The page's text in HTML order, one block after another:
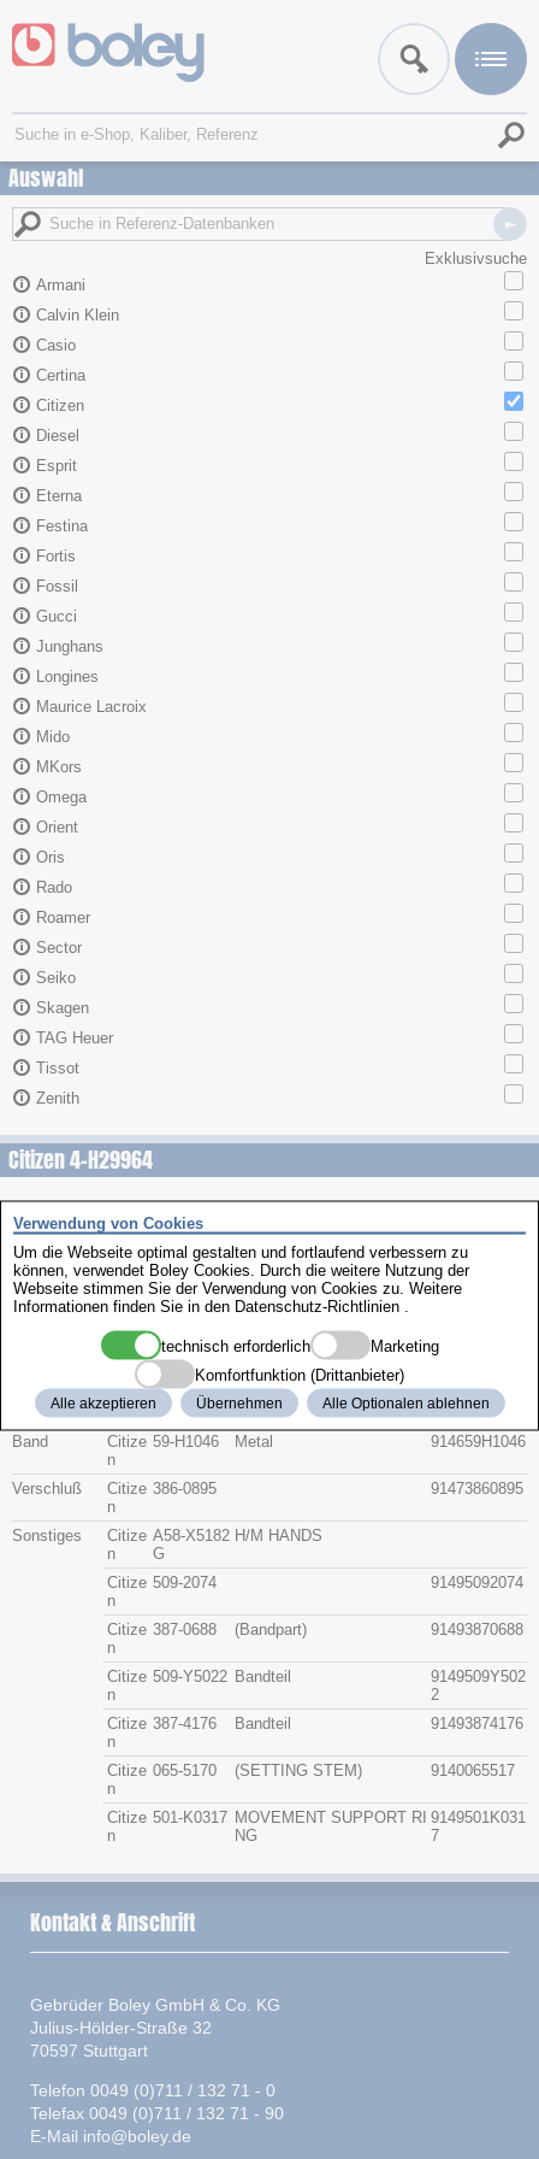
Auswahl
Exklusivsuche
Armani
Calvin Klein
Casio
Certina
Citizen
Diesel
Esprit
Eterna
Festina
Fortis
Fossil
Gucci
Junghans
Longines
Maurice Lacroix
Mido
MKors
Omega
Orient
Oris
Rado
Roamer
Sector
Seiko
Skagen
TAG Heuer
Tissot
Zenith
Citizen 4-H29964
Gruppe HerstellerTeile-Nr. Beschreibung Artikel-Nr.
Glas
Citize 54-C4494G
Citize
n
506-A972 9142506A972
Bodendichtu Citize
n
392-1086 91433921086
Band
Citize
n
59-H1046 Metal 914659H1046
Verschluß
Citize
n
386-0895 91473860895
Sonstiges
Citize
n
A58-X5182
G
H/M HANDS
Citize
n
509-2074 91495092074
Citize
n
387-0688 (Bandpart) 91493870688
Citize
n
509-Y5022 Bandteil
9149509Y502
2
Citize
n
387-4176 Bandteil 91493874176
Citize
n
065-5170 (SETTING STEM) 9140065517
Citize
n
501-K0317 MOVEMENT SUPPORT RI
NG
9149501K031
7
Verwendung von Cookies
Um die Webseite optimal gestalten und fortlaufend verbessern zu
können, verwendet Boley Cookies. Durch die weitere Nutzung der
Webseite stimmen Sie der Verwendung von Cookies zu. Weitere
Informationen finden Sie in den Datenschutz-Richtlinien
technisch erforderlich
Marketing
Komfortfunktion (Drittanbieter)
Alle akzeptieren Übernehmen Alle Optionalen ablehnen
Kontakt & Anschrift
Gebrüder Boley GmbH & Co. KG
Julius-Hölder-Straße 32
70597 Stuttgart
Telefon 0049 (0)711 / 132 71 - 0
Telefax 0049 (0)711 / 132 71 - 90
E-Mail info@boley.de